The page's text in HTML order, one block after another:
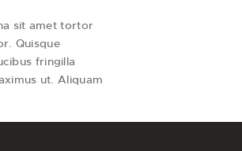
sit amet tortor
Quisque
fringilla
ut. Aliquam